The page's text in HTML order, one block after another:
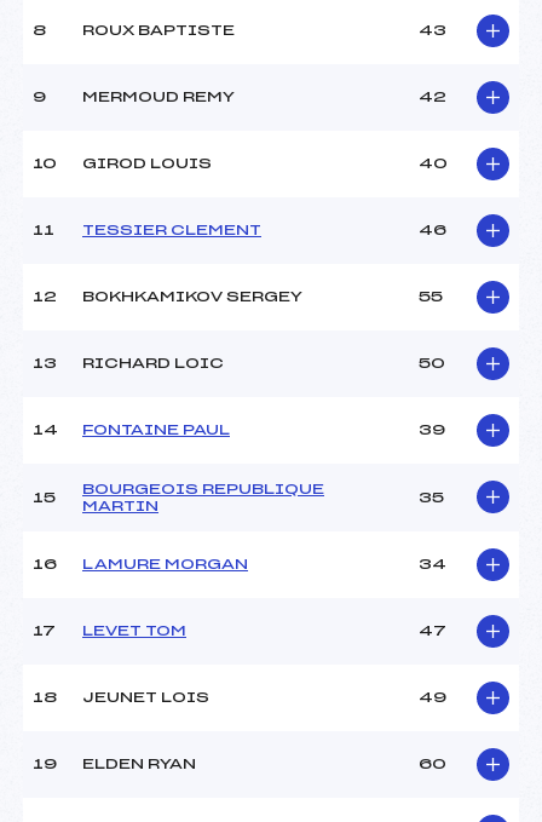
[C-C-D-D]
8 ROUX BAPTISTE 43
9 MERMOUD REMY 42
10 GIROD LOUIS 40
11 TESSIER CLEMENT 46
12 BOKHKAMIKOV SERGEY 55
13 RICHARD LOIC 50
14 FONTAINE PAUL 39
15
BOURGEOIS REPUBLIQUE
MARTIN
35
16 LAMURE MORGAN 34
17 LEVET TOM 47
18 JEUNET LOIS 49
19 ELDEN RYAN 60